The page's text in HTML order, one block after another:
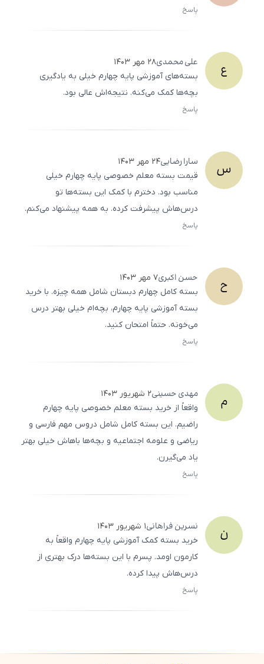
پاسخ
ع علیمحمدی۲۸ مهر ۱۴۰۳
بسته‌های آموزشی پایه چهارم خیلی به یادگیری
بچه‌ها کمک می‌کنه. نتیجه‌اش عالی بود.
پاسخ
س سارارضایی۲۴ مهر ۱۴۰۳
قیمت بسته معلم خصوصی پایه چهارم خیلی
مناسب بود. دخترم با کمک این بسته‌ها تو
درس‌هاش پیشرفت کرده. به همه پیشنهاد می‌کنم.
پاسخ
ح حسناکبری۷ مهر ۱۴۰۳
بسته کامل چهارم دبستان شامل همه چیزه. با خرید
بسته آموزشی پایه چهارم، بچه‌ام خیلی بهتر درس
می‌خونه. حتماً امتحان کنید.
پاسخ
م مهدیحسینی۲ شهریور ۱۴۰۳
واقعاً از خرید بسته معلم خصوصی پایه چهارم
راضیم. این بسته کامل شامل دروس مهم فارسی و
ریاضی و علومه اجتماعیه و بچه‌ها باهاش خیلی بهتر
یاد می‌گیرن.
پاسخ
ن نسرینفراهانی۱ شهریور ۱۴۰۳
خرید بسته کمک آموزشی پایه چهارم واقعاً به
کارمون اومد. پسرم با این بسته‌ها درک بهتری از
درس‌هاش پیدا کرده.
پاسخ